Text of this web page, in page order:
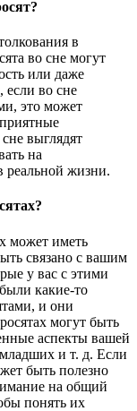
в
во сне могут
или даже
во сне
это может
выглядят
на
реальной жизни.
может иметь
связано с вашим
у вас с этими
какие-то
и они
могут быть
аспекты вашей
младших и т. д. Если
быть полезно
на общий
понять их